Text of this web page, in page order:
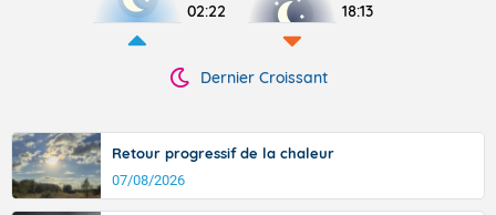
02:22 18:13
Dernier Croissant
Retour progressif de la chaleur
07/08/2026